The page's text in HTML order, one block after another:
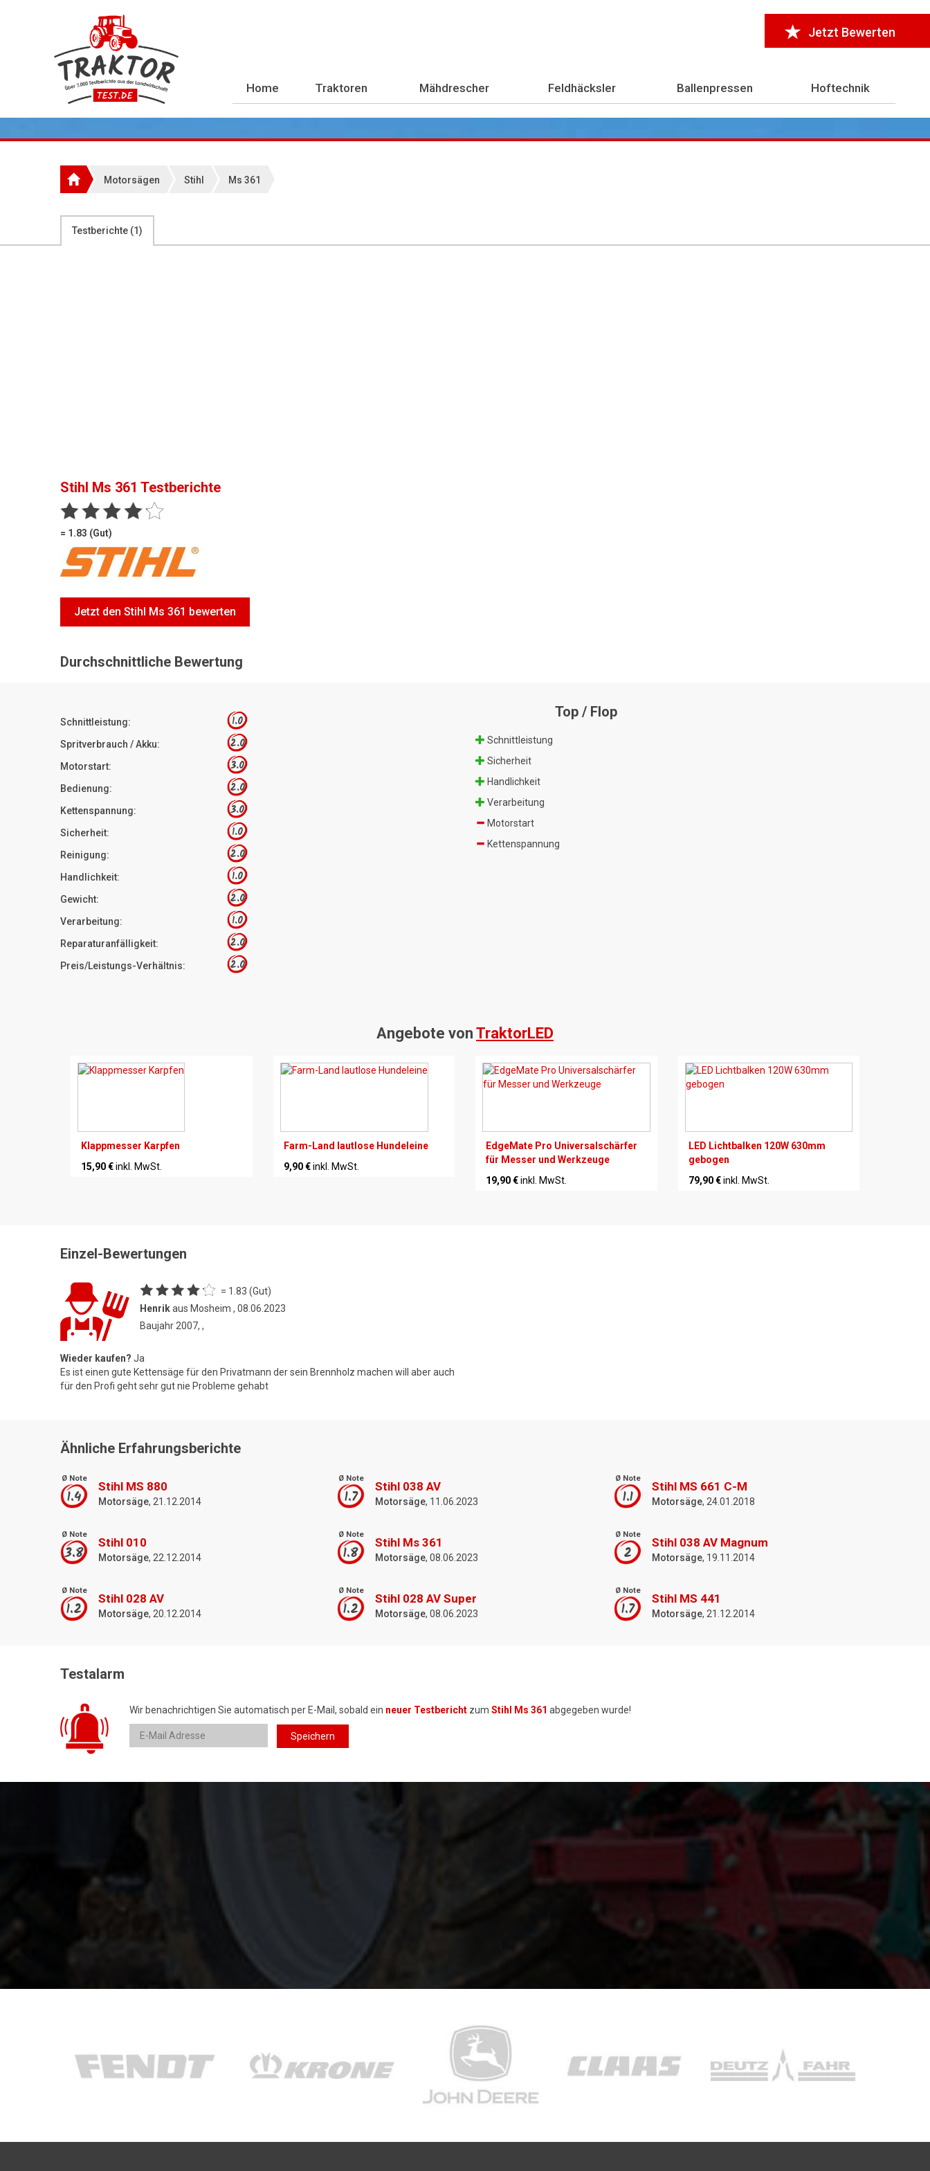
Jetzt Bewerten
Home Traktoren Mähdrescher Feldhäcksler Ballenpressen Hoftechnik
Motorsägen Stihl Ms 361
Testberichte (1)
Stihl Ms 361 Testberichte
= 1.83 (Gut)
Jetzt den Stihl Ms 361 bewerten
Durchschnittliche Bewertung
Schnittleistung: 1.0
Spritverbrauch / Akku: 2.0
Motorstart: 3.0
Bedienung: 2.0
Kettenspannung: 3.0
Sicherheit: 1.0
Reinigung: 2.0
Handlichkeit: 1.0
Gewicht: 2.0
Verarbeitung: 1.0
Reparaturanfälligkeit: 2.0
Preis/Leistungs-Verhältnis: 2.0
Top / Flop
Schnittleistung
Sicherheit
Handlichkeit
Verarbeitung
Motorstart
Kettenspannung
Angebote von TraktorLED
Klappmesser Karpfen
15,90 €inkl. MwSt.
Farm-Land lautlose Hundeleine
9,90 € inkl. MwSt.
EdgeMate Pro Universalschärfer
für Messer und Werkzeuge
19,90 €inkl. MwSt.
LED Lichtbalken 120W 630mm
gebogen
79,90 € inkl. MwSt.
Einzel-Bewertungen
= 1.83 (Gut)
Henrikaus Mosheim , 08.06.2023
Baujahr 2007, ,
Wieder kaufen? Ja
Es ist einen gute Kettensäge für den Privatmann der sein Brennholz machen will aber auch
für den Profi geht sehr gut nie Probleme gehabt
Ähnliche Erfahrungsberichte
Ø Note
1.4
Stihl MS 880
Motorsäge, 21.12.2014
Ø Note
1.7
Stihl 038 AV
Motorsäge, 11.06.2023
Ø Note
1.1
Stihl MS 661 C-M
Motorsäge, 24.01.2018
Ø Note
3.8
Stihl 010
Motorsäge, 22.12.2014
Ø Note
1.8
Stihl Ms 361
Motorsäge, 08.06.2023
Ø Note
2
Stihl 038 AV Magnum
Motorsäge, 19.11.2014
Ø Note
1.2
Stihl 028 AV
Motorsäge, 20.12.2014
Ø Note
1.2
Stihl 028 AV Super
Motorsäge, 08.06.2023
Ø Note
1.7
Stihl MS 441
Motorsäge, 21.12.2014
Testalarm
Wir benachrichtigen Sie automatisch per E-Mail, sobald ein neuer Testbericht zum Stihl Ms 361 abgegeben wurde!
Speichern